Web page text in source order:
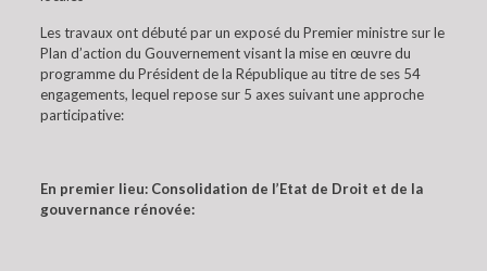
Les travaux ont débuté par un exposé du Premier ministre sur le
Plan d’action du Gouvernement visant la mise en œuvre du
programme du Président de la République au titre de ses 54
engagements, lequel repose sur 5 axes suivant une approche
participative:
En premier lieu: Consolidation de l’Etat de Droit et de la
gouvernance rénovée: